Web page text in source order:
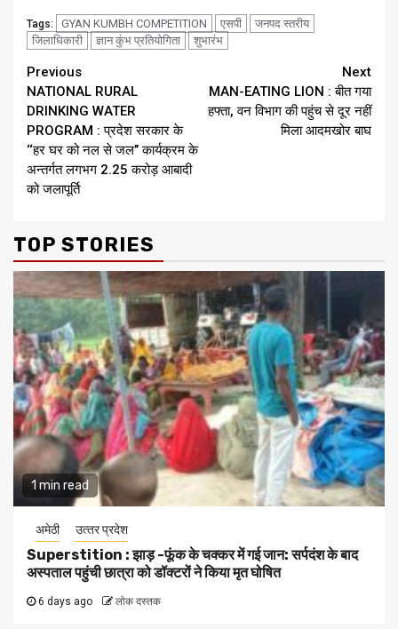
Tags: GYAN KUMBH COMPETITION एसपी
जनपद स्तरीय
जिलाधिकारी
ज्ञान कुंभ प्रतियोगिता शुभारंभ
Continue
Reading
Previous
NATIONAL RURAL
DRINKING WATER
PROGRAM : प्रदेश सरकार के
‘‘हर घर को नल से जल’’ कार्यक्रम के
अन्तर्गत लगभग 2.25 करोड़ आबादी
को जलापूर्ति
Next
MAN-EATING LION : बीत गया
हफ्ता, वन विभाग की पहुंच से दूर नहीं
मिला आदमखोर बाघ
TOP STORIES
1 min read
अमेठी उत्‍तर प्रदेश
Superstition : झाड़ -फूंक के चक्कर में गई जान: सर्पदंश के बाद
अस्पताल पहुंची छात्रा को डॉक्टरों ने किया मृत घोषित
6 days ago लोक दस्तक